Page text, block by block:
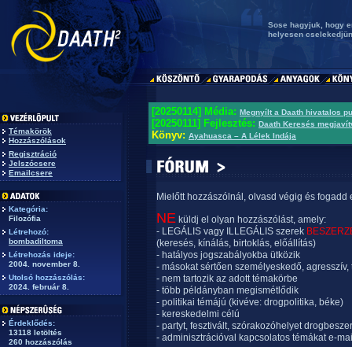
Sose hagyjuk, hogy
helyesen
Témakörök
Hozzászólások
Regisztráció
Jelszócsere
Emailcsere
Kategória:
Filozófia
Létrehozó:
bombadiltoma
Létrehozás ideje:
2004. november 8.
Utolsó hozzászólás:
2024. február 8.
Érdeklődés:
13118 letöltés
260 hozzászólás
[20250114] Média: Megnyílt a Daath hivatalos
[20250111] Fejlesztés: Daath Keresés
Könyv: Ayahuasca – A Lélek Indája
Mielőtt hozzászólnál, olvasd végig és fogadd
NE küldj el olyan hozzászólást, amely:
- LEGÁLIS vagy ILLEGÁLIS szerek
(keresés, kínálás, birtoklás, előállítás)
- hatályos jogszabályokba ütközik
- másokat sértően személyeskedő, agresszív,
- nem tartozik az adott témakörbe
- több példányban megismétlődik
- politikai témájú (kivéve: drogpolitika, béke)
- kereskedelmi célú
- partyt, fesztivált, szórakozóhelyet
- adminisztrációval kapcsolatos témákat e-